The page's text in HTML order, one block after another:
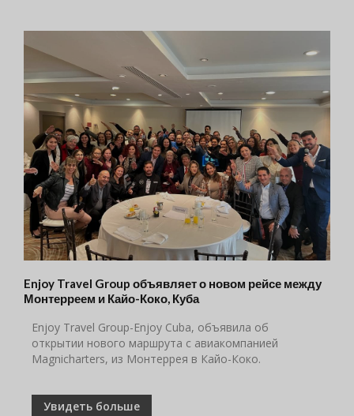
Enjoy Travel Group объявляет о новом рейсе между
Монтерреем и Кайо-Коко, Куба
Enjoy Travel Group-Enjoy Cuba, объявила об
открытии нового маршрута с авиакомпанией
Magnicharters, из Монтеррея в Кайо-Коко.
Увидеть больше